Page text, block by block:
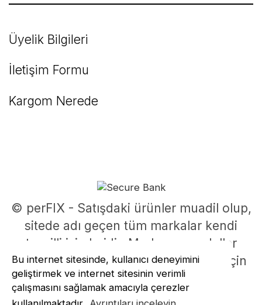
Bu internet sitesinde, kullanıcı deneyimini
geliştirmek ve internet sitesinin verimli
çalışmasını sağlamak amacıyla çerezler
Üyelik Bilgileri
İletişim Formu
Kargom Nerede
© perFIX - Satışdaki ürünler muadil olup,
sitede adı geçen tüm markalar kendi
tescilli isimleridir. Marka ve modeller
parça uyumluluklarının belirlenmesi için
kullanılmıştır.
ideasoft e-